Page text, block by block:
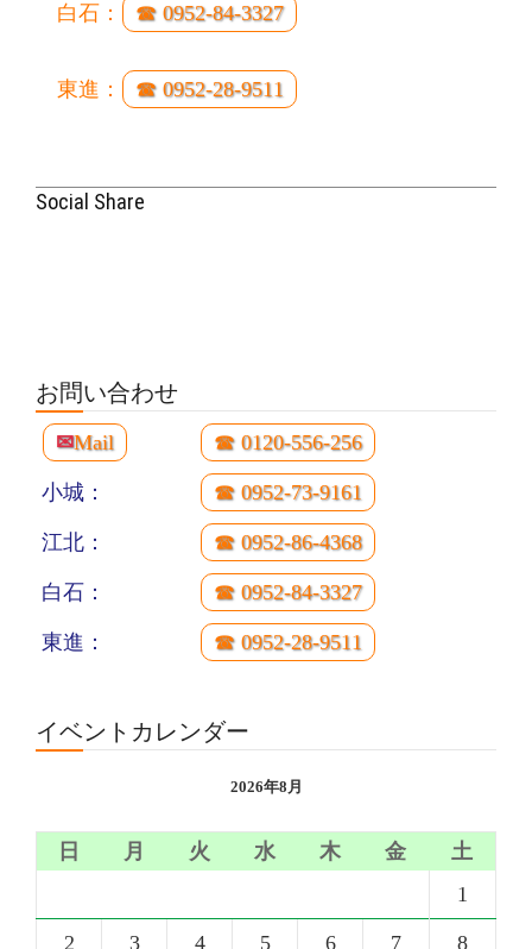
白石： ☎ 0952-84-3327
東進： ☎ 0952-28-9511
Social Share
お問い合わせ
✉Mail ☎ 0120-556-256
小城： ☎ 0952-73-9161
江北： ☎ 0952-86-4368
白石： ☎ 0952-84-3327
東進： ☎ 0952-28-9511
イベントカレンダー
2026年8月
日 月 火 水 木 金
土
1
2 3 4 5 6 7 8